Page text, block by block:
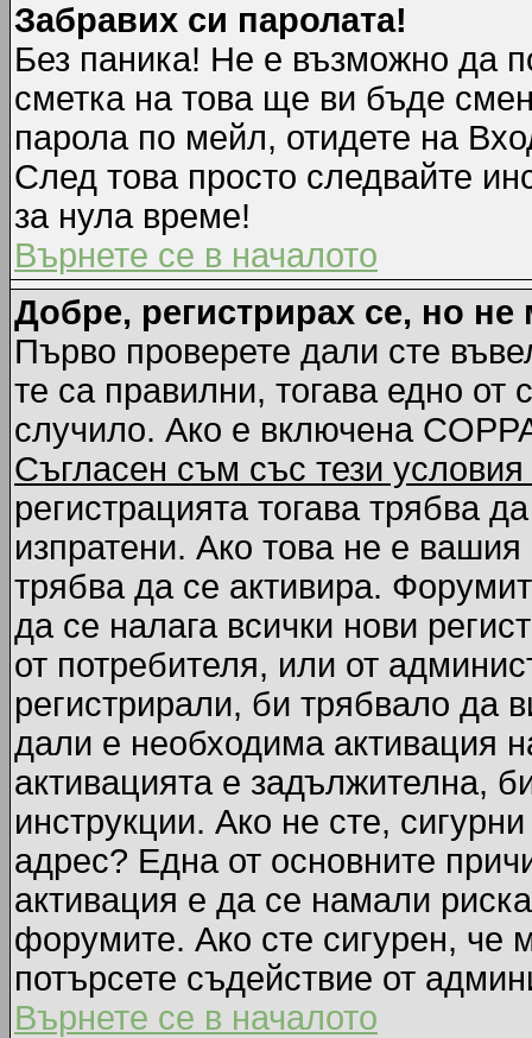
Забравих си паролата!
Без паника! Не е възможно да
сметка на това ще ви бъде
парола по мейл, отидете на
След това просто следвайте
за нула време!
Върнете се в началото
Добре, регистрирах се, но не
Първо проверете дали сте
те са правилни, тогава едно
случило. Ако е включена
Съгласен съм със тези
регистрацията тогава трябва
изпратени. Ако това не е
трябва да се активира.
да се налага всички нови
от потребителя, или от
регистрирали, би трябвало да
дали е необходима активация
активацията е задължителна,
инструкции. Ако не сте,
адрес? Една от основните
активация е да се намали
форумите. Ако сте сигурен, че
потърсете съдействие от
Върнете се в началото